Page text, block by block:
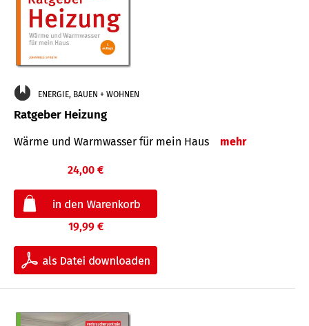
ENERGIE, BAUEN + WOHNEN
Ratgeber Heizung
Wärme und Warmwasser für mein Haus mehr
24,00 €
19,99 €